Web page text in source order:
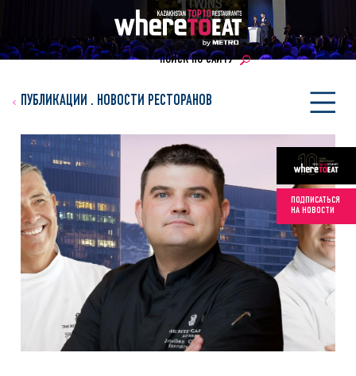
ПОИСК ПО САЙТУ
ПОДПИСАТЬСЯ
НА НОВОСТИ
ПУБЛИКАЦИИ . НОВОСТИ РЕСТОРАНОВ